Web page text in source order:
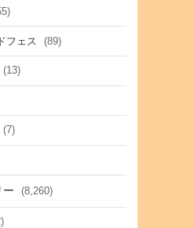
フェス (89)
(13)
(7)
ー (8,260)